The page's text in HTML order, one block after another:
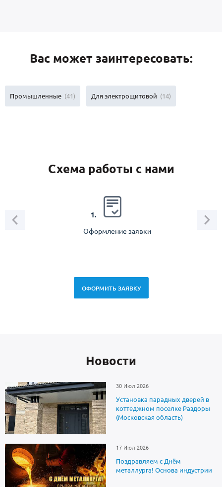
Вас может заинтересовать:
Промышленные (41) Для электрощитовой (14)
Схема работы с нами
1.
Оформление заявки
ОФОРМИТЬ ЗАЯВКУ
Новоcти
30 Июл 2026
Установка парадных дверей в
коттеджном поселке Раздоры
(Московская область)
17 Июл 2026
Поздравляем с Днём
металлурга! Основа индустрии